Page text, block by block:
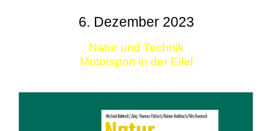
6. Dezember 2023
Natur und Technik
Motorsport in der Eifel